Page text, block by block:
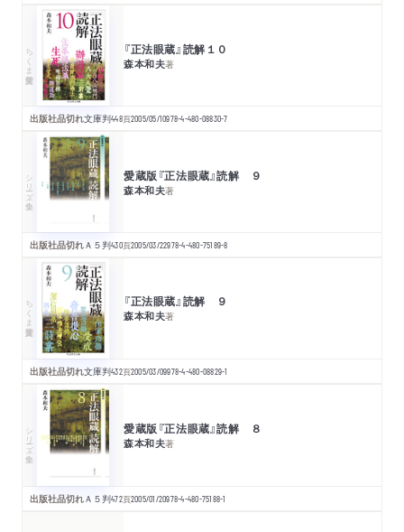
ちくま学芸文庫 『正法眼蔵』読解１０
森本和夫著
出版社品切れ文庫判448頁2005/05/10978-4-480-08830-7
シリーズ・全集 愛蔵版『正法眼蔵』読解 ９
森本和夫著
出版社品切れＡ５判430頁2005/03/22978-4-480-75189-8
ちくま学芸文庫 『正法眼蔵』読解 ９
森本和夫著
出版社品切れ文庫判432頁2005/03/09978-4-480-08829-1
シリーズ・全集 愛蔵版『正法眼蔵』読解 ８
森本和夫著
出版社品切れＡ５判472頁2005/01/20978-4-480-75188-1